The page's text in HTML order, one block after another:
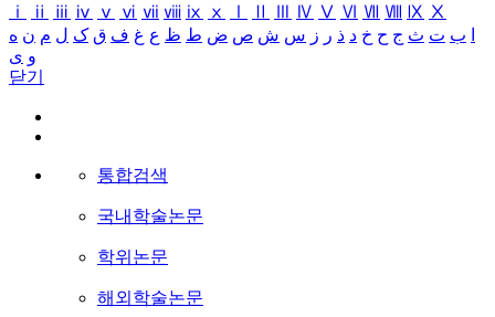
ⅰ
ⅱ ⅲ ⅳ ⅴ ⅵ ⅶ ⅷ ⅸ ⅹ Ⅳ Ⅴ Ⅵ Ⅶ Ⅷ Ⅸ Ⅹ
ب ت ث ج ح خ د ذ ر ز س ش ص ض ط ظ ع غ ف ق ک ل م ن ه
و ی
닫기
통합검색
국내학술논문
학위논문
해외학술논문